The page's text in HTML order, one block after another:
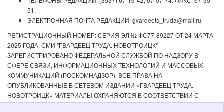
51.
ЭЛЕКТРОННАЯ ПОЧТА РЕДАКЦИИ: gvardeets_truda@mail.ru
РЕГИСТРАЦИОННЫЙ НОМЕР: СЕРИЯ ЭЛ № ФС77-89227 ОТ 24 МАРТА
2025 ГОДА. СМИ "ГВАРДЕЕЦ ТРУДА. НОВОТРОИЦК"
ЗАРЕГИСТРИРОВАНО ФЕДЕРАЛЬНОЙ СЛУЖБОЙ ПО НАДЗОРУ В
СФЕРЕ СВЯЗИ, ИНФОРМАЦИОННЫХ ТЕХНОЛОГИЙ И МАССОВЫХ
КОММУНИКАЦИЙ (РОСКОМНАДЗОР). ВСЕ ПРАВА НА
ОПУБЛИКОВАННЫЕ В СЕТЕВОМ ИЗДАНИИ «ГВАРДЕЕЦ ТРУДА.
НОВОТРОИЦК» МАТЕРИАЛЫ ОХРАНЯЮТСЯ В СООТВЕТСТВИИ С
ЗАКОНОДАТЕЛЬСТВОМ РФ. ЛЮБОЕ ИСПОЛЬЗОВАНИЕ МАТЕРИАЛОВ